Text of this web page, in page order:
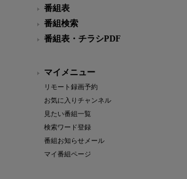
番組表
番組検索
番組表・チラシPDF
マイメニュー
リモート録画予約
お気に入りチャンネル
見たい番組一覧
検索ワード登録
番組お知らせメール
マイ番組ページ